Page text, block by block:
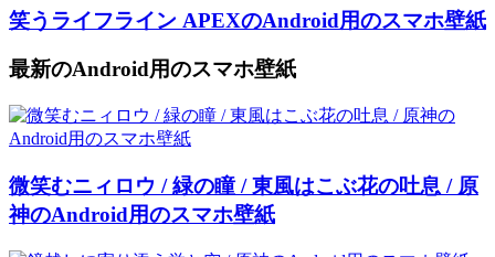
笑うライフライン APEXのAndroid用のスマホ壁紙
最新のAndroid用のスマホ壁紙
微笑むニィロウ / 緑の瞳 / 東風はこぶ花の吐息 / 原
神のAndroid用のスマホ壁紙